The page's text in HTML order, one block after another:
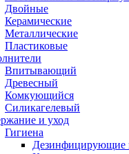
Двойные
Керамические
Металлические
Пластиковые
Впитывающий
Древесный
Комкующийся
Силикагелевый
и уход
Гигиена
Дезинфицирующие